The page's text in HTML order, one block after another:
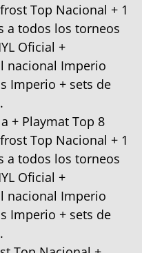
Top Nacional + 1
a todos los torneos
Oficial +
nacional Imperio
Imperio + sets de
+ Playmat Top 8
Top Nacional + 1
a todos los torneos
Oficial +
nacional Imperio
Imperio + sets de